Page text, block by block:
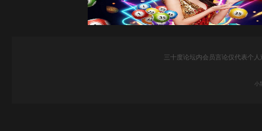
三十度论坛内会员言论仅代表个
小